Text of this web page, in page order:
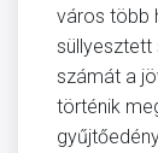
város több
süllyesztett
számát a
történik